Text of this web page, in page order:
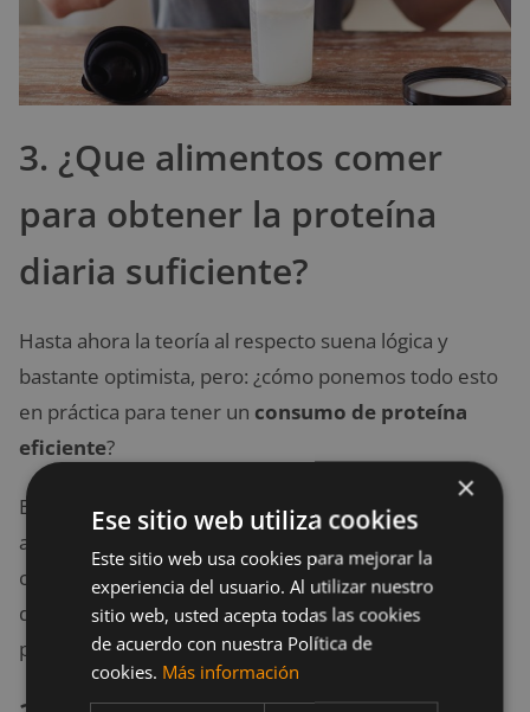
3. ¿Que alimentos comer
para obtener la proteína
diaria suficiente?
Hasta ahora la teoría al respecto suena lógica y
bastante optimista, pero: ¿cómo ponemos todo esto
en práctica para tener un consumo de proteína
eficiente?
Bien vale la pena empezar a hablar de algunos
alimentos, que por su naturaleza y distribución
cumplen fácilmente con las necesidades de proteína
del cuerpo. Cualquiera de estos ejemplos que
ponemos aportanentre 20 y 30 g de proteína
×
Ese sitio web utiliza cookies
Este sitio web usa cookies para mejorar la
experiencia del usuario. Al utilizar nuestro
sitio web, usted acepta todas las cookies
de acuerdo con nuestra Política de
cookies. Más información